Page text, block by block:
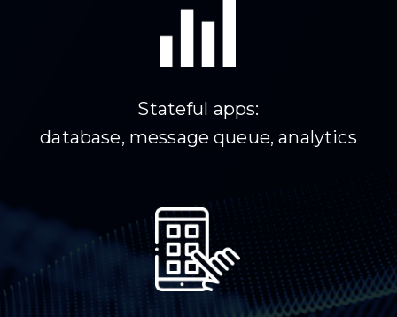
Stateful apps:
database, message queue, analytics